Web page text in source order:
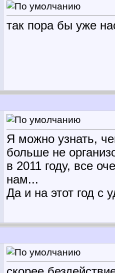
так пора бы уже
Я можно узнать,
больше не
в 2011 году, все
нам...
Да и на этот год с